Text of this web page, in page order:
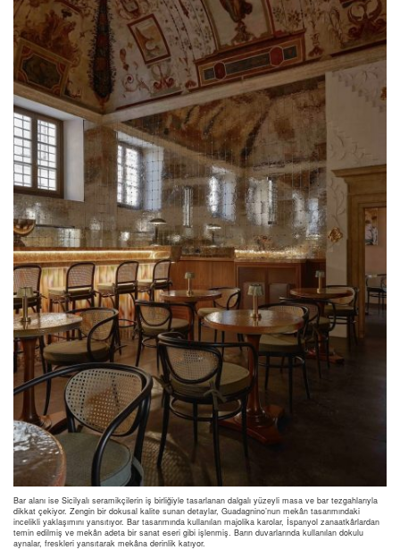
Bar alanı ise Sicilyalı seramikçilerin iş birliğiyle tasarlanan dalgalı yüzeyli masa ve bar tezgahlarıyla
dikkat çekiyor. Zengin bir dokusal kalite sunan detaylar, Guadagnino’nun mekân tasarımındaki
incelikli yaklaşımını yansıtıyor. Bar tasarımında kullanılan majolika karolar, İspanyol zanaatkârlardan
temin edilmiş ve mekân adeta bir sanat eseri gibi işlenmiş. Barın duvarlarında kullanılan dokulu
aynalar, freskleri yansıtarak mekâna derinlik katıyor.